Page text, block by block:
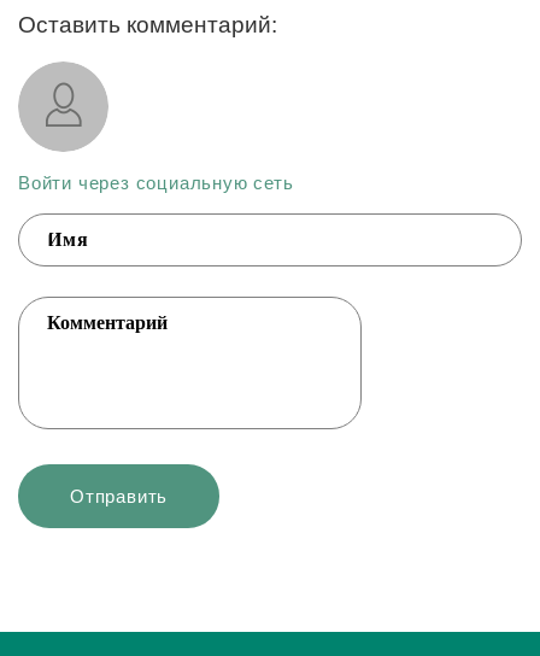
Оставить комментарий:
Войти через социальную сеть